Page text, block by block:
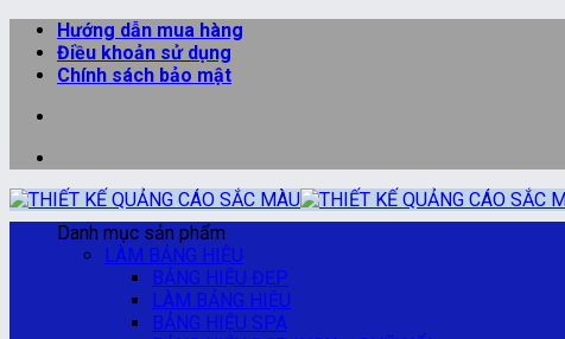
qua
Hướng dẫn mua hàng
Điều khoản sử dụng
Chính sách bảo mật
Danh mục sản phẩm
LÀM BẢNG HIỆU
BẢNG HIỆU ĐẸP
LÀM BẢNG HIỆU
BẢNG HIỆU SPA